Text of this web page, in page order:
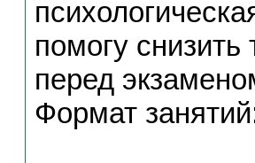
помогу снизить
перед
Формат